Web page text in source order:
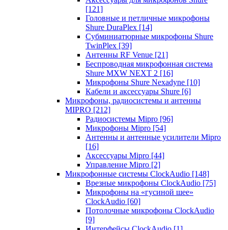
[121]
Головные и петличные микрофоны
Shure DuraPlex [14]
Субминиатюрные микрофоны Shure
TwinPlex [39]
Антенны RF Venue [21]
Беспроводная микрофонная система
Shure MXW NEXT 2 [16]
Микрофоны Shure Nexadyne [10]
Кабели и аксессуары Shure [6]
Микрофоны, радиосистемы и антенны
MIPRO [212]
Радиосистемы Mipro [96]
Микрофоны Mipro [54]
Антенны и антенные усилители Mipro
[16]
Аксессуары Mipro [44]
Управление Mipro [2]
Микрофонные системы ClockAudio [148]
Врезные микрофоны ClockAudio [75]
Микрофоны на «гусиной шее»
ClockAudio [60]
Потолочные микрофоны ClockAudio
[9]